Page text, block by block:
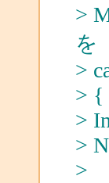
>
を
>
> {
>
>
>